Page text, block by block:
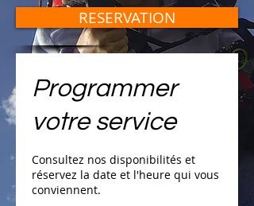
RESERVATION
Programmer
votre service
Consultez nos disponibilités et
réservez la date et l'heure qui vous
conviennent.